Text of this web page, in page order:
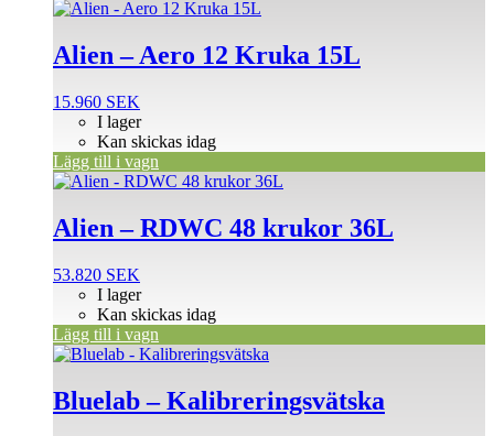
Alien – Aero 12 Kruka 15L
15.960 SEK
I lager
Kan skickas idag
Lägg till i vagn
Alien – RDWC 48 krukor 36L
53.820 SEK
I lager
Kan skickas idag
Lägg till i vagn
Bluelab – Kalibreringsvätska
Den
produkten
har